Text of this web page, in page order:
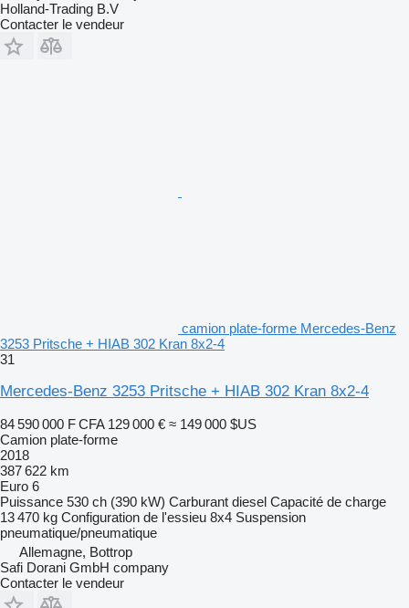
Holland-Trading B.V
Contacter le vendeur
camion plate-forme Mercedes-Benz
3253 Pritsche + HIAB 302 Kran 8x2-4
31
Mercedes-Benz 3253 Pritsche + HIAB 302 Kran 8x2-4
84 590 000 F CFA 129 000 € ≈ 149 000 $US
Camion plate-forme
2018
387 622 km
Euro 6
Puissance 530 ch (390 kW) Carburant diesel Capacité de charge
13 470 kg Configuration de l'essieu 8x4 Suspension
pneumatique/pneumatique
Allemagne, Bottrop
Safi Dorani GmbH company
Contacter le vendeur